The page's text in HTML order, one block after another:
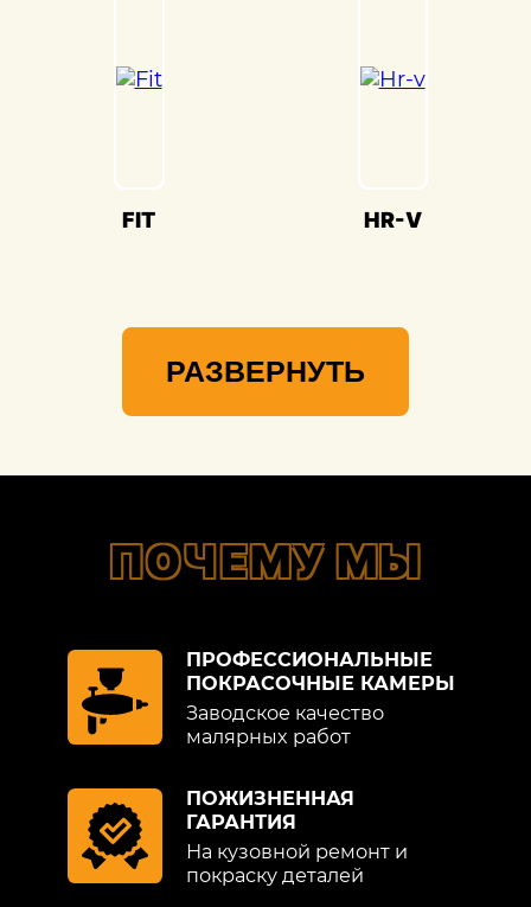
FIT HR-V
РАЗВЕРНУТЬ
ПОЧЕМУ МЫ
ПРОФЕССИОНАЛЬНЫЕ
ПОКРАСОЧНЫЕ КАМЕРЫ
Заводское качество
малярных работ
ПОЖИЗНЕННАЯ
ГАРАНТИЯ
На кузовной ремонт и
покраску деталей